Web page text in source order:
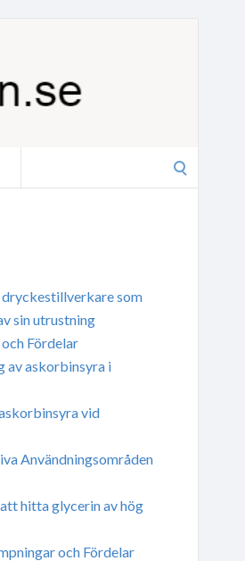
som
sin utrustning
Fördelar
av askorbinsyra i
vid
Användningsområden
hitta glycerin av hög
och Fördelar